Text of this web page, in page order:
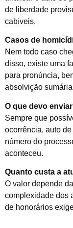
de liberdade
cabíveis.
Casos de
Nem todo caso
disso, existe uma
para pronúncia,
absolvição
O que devo
Sempre que
ocorrência, auto
número do
aconteceu.
Quanto custa a
O valor depende
complexidade dos
de honorários